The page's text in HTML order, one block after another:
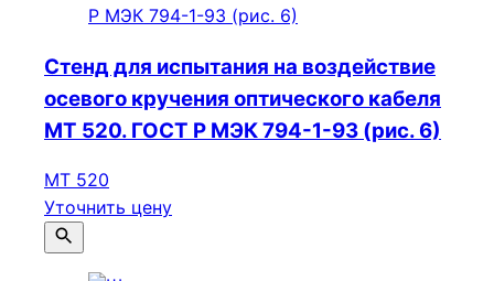
Стенд для испытания на воздействие
осевого кручения оптического кабеля
МТ 520. ГОСТ Р МЭК 794-1-93 (рис. 6)
МТ 520
Уточнить цену